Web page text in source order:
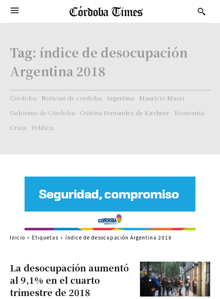
Tag: índice de desocupación
Argentina 2018
Córdoba Noticias de cordoba Argentina
Mauricio Macri
Gobierno de Córdoba
Cristina Fernandez de Kirchner
Economía
Crisis
Politica
La desocupación aumentó
al 9,1% en el cuarto
trimestre de 2018
Inicio Etiquetas índice de desocupación Argentina 2018